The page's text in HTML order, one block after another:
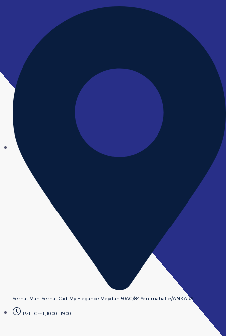
Serhat Mah. Serhat Cad. My Elegance Meydan 50AG/84 Yenimahalle/ANKARA
Pzt - Cmt, 10:00 - 19:00